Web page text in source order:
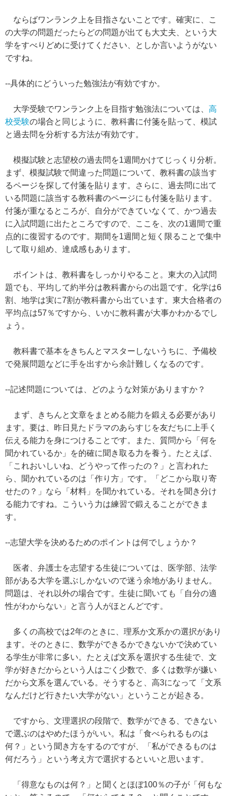
ならばワンランク上を目指さないことです。確実に、こ
の大学の問題だったらどの問題が出ても大丈夫、という大
学をすべりどめに受けてください、としか言いようがない
ですね。
--具体的にどういった勉強法が有効ですか。
大学受験でワンランク上を目指す勉強法については、 高
校受験の場合と同じように、教科書に付箋を貼って、模試
と過去問を分析する方法が有効です。
模擬試験と志望校の過去問を1週間かけてじっくり分析。
まず、模擬試験で間違った問題について、教科書の該当す
るページを探して付箋を貼ります。さらに、過去問に出て
いる問題に該当する教科書のページにも付箋を貼ります。
付箋が重なるところが、自分ができていなくて、かつ過去
に入試問題に出たところですので、ここを、次の1週間で重
点的に復習するのです。期間を1週間と短く限ることで集中
して取り組め、達成感もあります。
ポイントは、教科書をしっかりやること。東大の入試問
題でも、平均して約半分は教科書からの出題です。化学は6
割、地学は実に7割が教科書から出ています。東大合格者の
平均点は57％ですから、いかに教科書が大事かわかるでし
ょう。
教科書で基本をきちんとマスターしないうちに、予備校
で発展問題などに手を出すから余計難しくなるのです。
--記述問題については、どのような対策がありますか？
まず、きちんと文章をまとめる能力を鍛える必要があり
ます。要は、昨日見たドラマのあらすじを友だちに上手く
伝える能力を身につけることです。また、質問から「何を
聞かれているか」を的確に聞き取る力を養う。たとえば、
「これおいしいね、どうやって作ったの？」と言われた
ら、聞かれているのは「作り方」です。「どこから取り寄
せたの？」なら「材料」を聞かれている。それを聞き分け
る能力ですね。こういう力は練習で鍛えることができま
す。
--志望大学を決めるためのポイントは何でしょうか？
医者、弁護士を志望する生徒については、医学部、法学
部がある大学を選ぶしかないので迷う余地がありません。
問題は、それ以外の場合です。生徒に聞いても「自分の適
性がわからない」と言う人がほとんどです。
多くの高校では2年のときに、理系か文系かの選択があり
ます。そのときに、数学ができるかできないかで決めてい
る学生が非常に多い。たとえば文系を選択する生徒で、文
学が好きだからという人はごく少数で、多くは数学が嫌い
だから文系を選んでいる。そうすると、高3になって「文系
なんだけど行きたい大学がない」ということが起きる。
ですから、文理選択の段階で、数学ができる、できない
で選ぶのはやめたほうがいい。私は「食べられるものは
何？」という聞き方をするのですが、「私ができるものは
何だろう」という考え方で選択するといいと思います。
「得意なものは何？」と聞くとほぼ100％の子が「何もな